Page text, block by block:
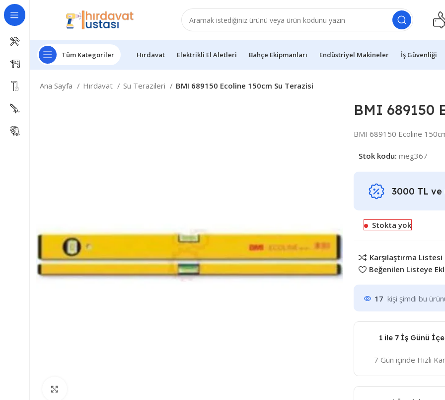
Tüm Kategoriler Hırdavat Elektrikli El Aletleri Bahçe Ekipmanları Endüstriyel Makineler İş Güvenliği
Ana Sayfa Hırdavat Su Terazileri BMI 689150 Ecoline 150cm Su Terazisi
BMI 689150
BMI 689150 Ecoline
Stok kodu: meg367
3000 TL ve
Stokta yok
Karşılaştırma Listesi
Beğenilen Listeye
17 kişi şimdi bu
1 ile 7 İş Günü
7 Gün içinde Hızlı